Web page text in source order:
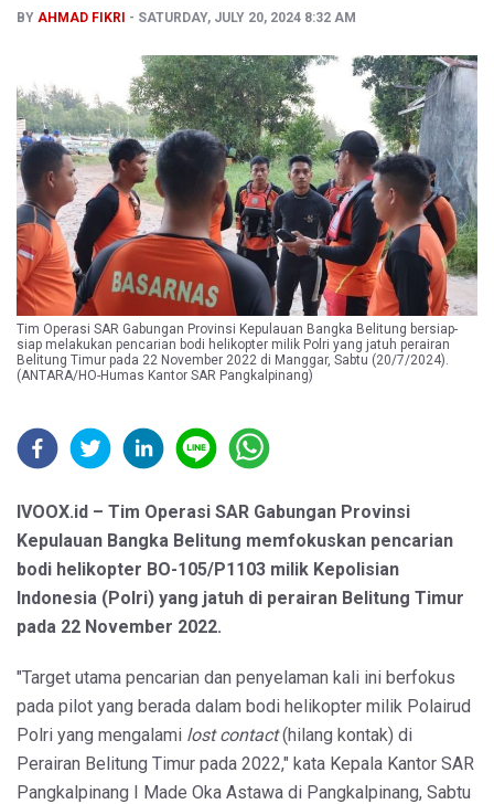
BY AHMAD FIKRI SATURDAY, JULY 20, 2024 8:32 AM
Tim Operasi SAR Gabungan Provinsi Kepulauan Bangka Belitung bersiap-
siap melakukan pencarian bodi helikopter milik Polri yang jatuh perairan
Belitung Timur pada 22 November 2022 di Manggar, Sabtu (20/7/2024).
(ANTARA/HO-Humas Kantor SAR Pangkalpinang)
IVOOX.id – Tim Operasi SAR Gabungan Provinsi
Kepulauan Bangka Belitung memfokuskan pencarian
bodi helikopter BO-105/P1103 milik Kepolisian
Indonesia (Polri) yang jatuh di perairan Belitung Timur
pada 22 November 2022.
"Target utama pencarian dan penyelaman kali ini berfokus
pada pilot yang berada dalam bodi helikopter milik Polairud
Polri yang mengalami lost contact(hilang kontak) di
Perairan Belitung Timur pada 2022," kata Kepala Kantor SAR
Pangkalpinang I Made Oka Astawa di Pangkalpinang, Sabtu